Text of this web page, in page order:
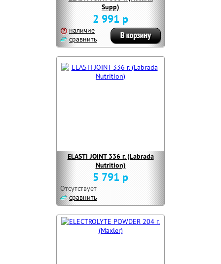
Supp)
2 991 р
наличие
сравнить
ELASTI JOINT 336 г. (Labrada
Nutrition)
5 791 р
Отсутствует
сравнить